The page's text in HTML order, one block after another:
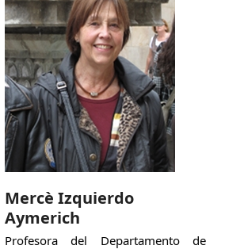
Mercè Izquierdo
Aymerich
Profesora del Departamento de